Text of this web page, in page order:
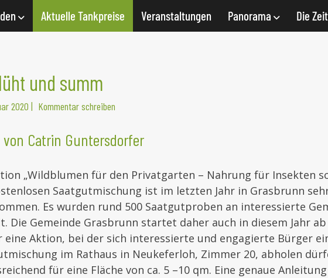
Aktuelle Tankpreise Veranstaltungen Panorama Die
und summ
2020 | Kommentar schreiben
von Catrin Guntersdorfer
„Wildblumen für den Privatgarten – Nahrung für Insekten
Saatgutmischung ist im letzten Jahr in Grasbrunn
Es wurden rund 500 Saatgutproben an interessierte
Die Gemeinde Grasbrunn startet daher auch in diesem Jahr
eine Aktion, bei der sich interessierte und engagierte Bürger
im Rathaus in Neukeferloh, Zimmer 20, abholen
für eine Fläche von ca. 5 –10 qm. Eine genaue